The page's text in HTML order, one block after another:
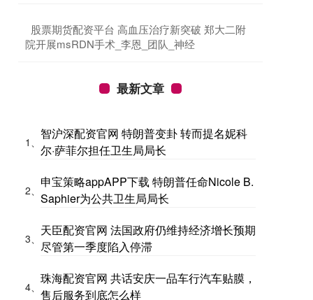
​股票期货配资平台 高血压治疗新突破 郑大二附
院开展msRDN手术_李恩_团队_神经
最新文章
1、
智沪深配资官网 特朗普变卦 转而提名妮科
尔·萨菲尔担任卫生局局长
2、
申宝策略appAPP下载 特朗普任命Nicole B.
Saphier为公共卫生局局长
3、
天臣配资官网 法国政府仍维持经济增长预期
尽管第一季度陷入停滞
4、
珠海配资官网 共话安庆一品车行汽车贴膜，
售后服务到底怎么样